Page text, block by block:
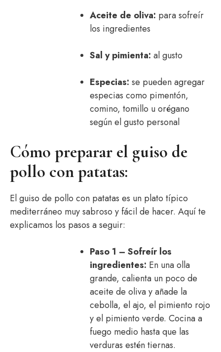
Aceite de oliva: para sofreír
los ingredientes
Sal y pimienta: al gusto
Especias: se pueden agregar
especias como pimentón,
comino, tomillo u orégano
según el gusto personal
Cómo preparar el guiso de
pollo con patatas:
El guiso de pollo con patatas es un plato típico
mediterráneo muy sabroso y fácil de hacer. Aquí te
explicamos los pasos a seguir:
Paso 1 – Sofreír los
ingredientes: En una olla
grande, calienta un poco de
aceite de oliva y añade la
cebolla, el ajo, el pimiento rojo
y el pimiento verde. Cocina a
fuego medio hasta que las
verduras estén tiernas.